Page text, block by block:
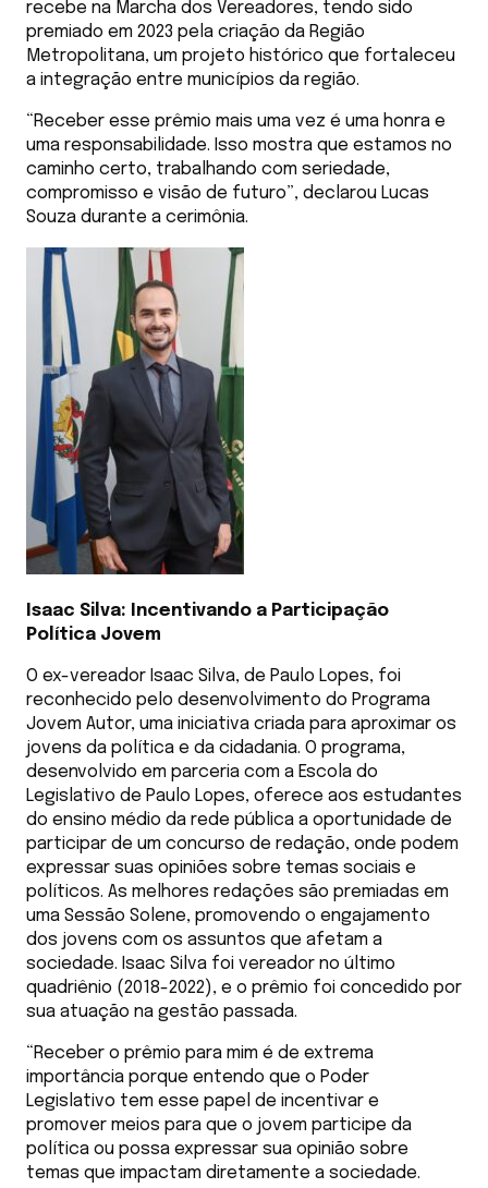
recebe na Marcha dos Vereadores, tendo sido
premiado em 2023 pela criação da Região
Metropolitana, um projeto histórico que fortaleceu
a integração entre municípios da região.
“Receber esse prêmio mais uma vez é uma honra e
uma responsabilidade. Isso mostra que estamos no
caminho certo, trabalhando com seriedade,
compromisso e visão de futuro”, declarou Lucas
Souza durante a cerimônia.
Isaac Silva: Incentivando a Participação
Política Jovem
O ex-vereador Isaac Silva, de Paulo Lopes, foi
reconhecido pelo desenvolvimento do Programa
Jovem Autor, uma iniciativa criada para aproximar os
jovens da política e da cidadania. O programa,
desenvolvido em parceria com a Escola do
Legislativo de Paulo Lopes, oferece aos estudantes
do ensino médio da rede pública a oportunidade de
participar de um concurso de redação, onde podem
expressar suas opiniões sobre temas sociais e
políticos. As melhores redações são premiadas em
uma Sessão Solene, promovendo o engajamento
dos jovens com os assuntos que afetam a
sociedade. Isaac Silva foi vereador no último
quadriênio (2018-2022), e o prêmio foi concedido por
sua atuação na gestão passada.
“Receber o prêmio para mim é de extrema
importância porque entendo que o Poder
Legislativo tem esse papel de incentivar e
promover meios para que o jovem participe da
política ou possa expressar sua opinião sobre
temas que impactam diretamente a sociedade.